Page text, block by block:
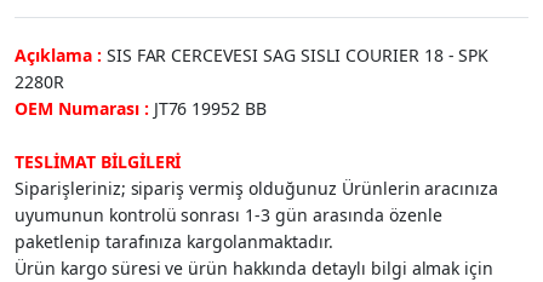
Açıklama : SIS FAR CERCEVESI SAG SISLI COURIER 18 - SPK
2280R
OEM Numarası : JT76 19952 BB
TESLİMAT BİLGİLERİ
Siparişleriniz; sipariş vermiş olduğunuz Ürünlerin aracınıza
uyumunun kontrolü sonrası 1-3 gün arasında özenle
paketlenip tarafınıza kargolanmaktadır.
Ürün kargo süresi ve ürün hakkında detaylı bilgi almak için